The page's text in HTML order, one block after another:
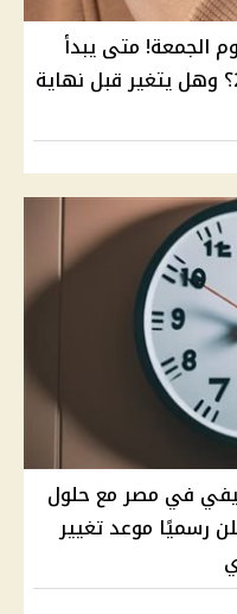
الجمعة! متى يبدأ
التوقيت الصيفي في مصر 2025؟ وهل يتغير قبل نهاية
في مصر مع حلول
تعلن رسميًا موعد تغيير